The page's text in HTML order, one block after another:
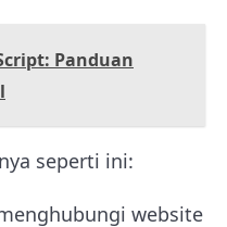
Panduan
seperti ini:
website